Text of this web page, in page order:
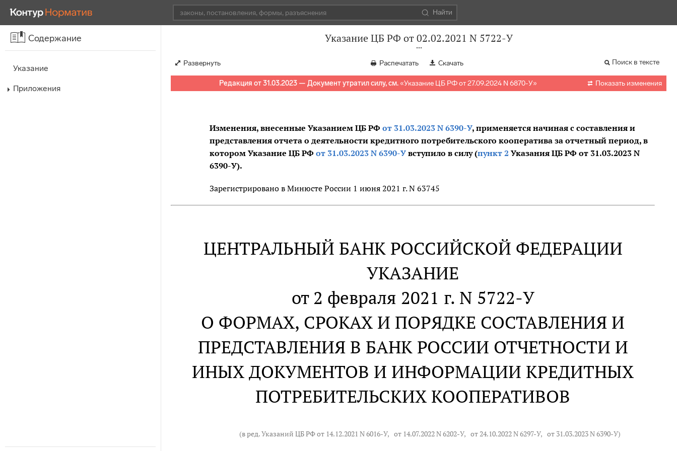
Найти
Содержание
Указание
Приложения
Указание ЦБ РФ от 02.02.2021 N 5722-У
Развернуть Распечатать Скачать Поиск в тексте
Редакция от 31.03.2023 — Документ утратил силу, см. «Указание ЦБ РФ от 27.09.2024 N 6870-У»  Показать изменения
Изменения, внесенные Указанием ЦБ РФ от 31.03.2023 N 6390-У, применяется начиная с составления и
представления отчета о деятельности кредитного потребительского кооператива за отчетный период, в
котором Указание ЦБ РФ от 31.03.2023 N 6390-Увступило в силу (пункт 2 Указания ЦБ РФ от 31.03.2023 N
6390-У).
Зарегистрировано в Минюсте России 1 июня 2021 г. N 63745
ЦЕНТРАЛЬНЫЙ БАНК РОССИЙСКОЙ ФЕДЕРАЦИИ
УКАЗАНИЕ
от 2 февраля 2021 г. N 5722-У
О ФОРМАХ, СРОКАХ И ПОРЯДКЕ СОСТАВЛЕНИЯ И
ПРЕДСТАВЛЕНИЯ В БАНК РОССИИ ОТЧЕТНОСТИ И
ИНЫХ ДОКУМЕНТОВ И ИНФОРМАЦИИ КРЕДИТНЫХ
ПОТРЕБИТЕЛЬСКИХ КООПЕРАТИВОВ
(в ред. Указаний ЦБ РФ от 14.12.2021 N 6016-У, от 14.07.2022 N 6202-У, от 24.10.2022 N 6297-У, от 31.03.2023 N 6390-У)